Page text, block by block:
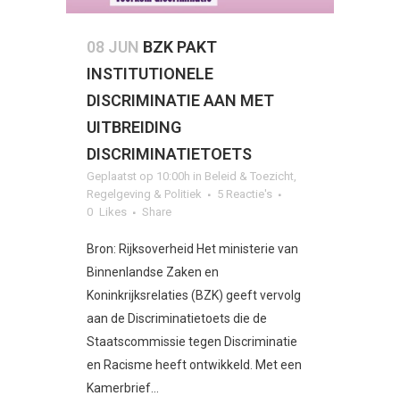
08 JUN BZK PAKT
INSTITUTIONELE
DISCRIMINATIE AAN MET
UITBREIDING
DISCRIMINATIETOETS
Geplaatst op 10:00h in Beleid & Toezicht
Regelgeving & Politiek
5 Reactie's
0 Likes Share
Bron: Rijksoverheid Het ministerie van
Binnenlandse Zaken en
Koninkrijksrelaties (BZK) geeft vervolg
aan de Discriminatietoets die de
Staatscommissie tegen Discriminatie
en Racisme heeft ontwikkeld. Met een
Kamerbrief...